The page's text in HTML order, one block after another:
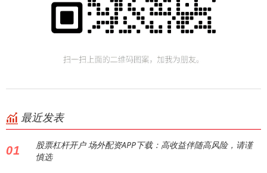
最近发表
01
股票杠杆开户 场外配资APP下载：高收益伴随高风险，请谨
慎选